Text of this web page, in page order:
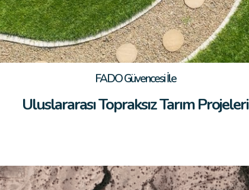
FADO Güvencesi İle
Uluslararası Topraksız Tarım Projeleri​